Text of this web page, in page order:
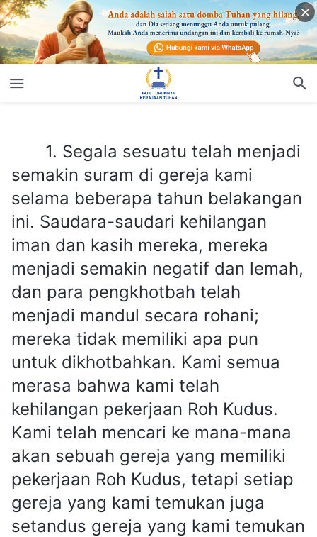
1. Segala sesuatu telah menjadi
semakin suram di gereja kami
selama beberapa tahun belakangan
ini. Saudara-saudari kehilangan
iman dan kasih mereka, mereka
menjadi semakin negatif dan lemah,
dan para pengkhotbah telah
menjadi mandul secara rohani;
mereka tidak memiliki apa pun
untuk dikhotbahkan. Kami semua
merasa bahwa kami telah
kehilangan pekerjaan Roh Kudus.
Kami telah mencari ke mana-mana
akan sebuah gereja yang memiliki
pekerjaan Roh Kudus, tetapi setiap
gereja yang kami temukan juga
setandus gereja yang kami temukan